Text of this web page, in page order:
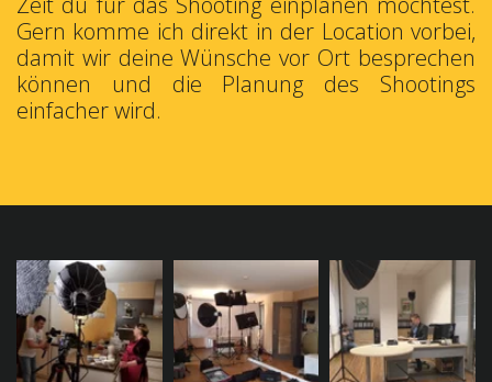
Gern komme ich direkt in der Location vorbei,
damit wir deine Wünsche vor Ort besprechen
können und die Planung des Shootings
einfacher wird.